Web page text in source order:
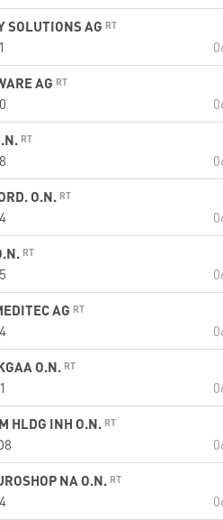
SOLUTIONS AG
AG
O.N.
AG
O.N.
HLDG INH O.N.
NA O.N.